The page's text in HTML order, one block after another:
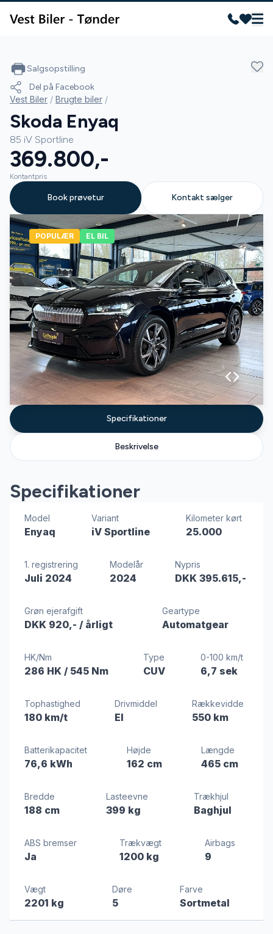
POPULÆR EL BIL
Specifikationer
Beskrivelse
Specifikationer
Model
Enyaq
Variant
iV Sportline
Kilometer kørt
25.000
1. registrering
Juli 2024
Modelår
2024
Nypris
DKK 395.615,-
Grøn ejerafgift
DKK 920,- / årligt
Geartype
Automatgear
HK/Nm
286 HK / 545 Nm
Type
CUV
0-100 km/t
6,7 sek
Tophastighed
180 km/t
Drivmiddel
El
Rækkevidde
550 km
Batterikapacitet
76,6 kWh
Højde
162 cm
Længde
465 cm
Bredde
188 cm
Lasteevne
399 kg
Trækhjul
Baghjul
ABS bremser
Ja
Trækvægt
1200 kg
Airbags
9
Vægt
2201 kg
Døre
5
Farve
Sortmetal
Salgsopstilling
Del på Facebook
Vest Biler / Brugte biler /
Skoda Enyaq
85 iV Sportline
369.800,-
Kontantpris
Book prøvetur Kontakt sælger